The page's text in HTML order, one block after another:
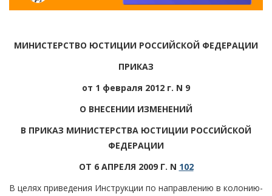
МИНИСТЕРСТВО ЮСТИЦИИ РОССИЙСКОЙ ФЕДЕРАЦИИ
ПРИКАЗ
от 1 февраля 2012 г. N 9
О ВНЕСЕНИИ ИЗМЕНЕНИЙ
В ПРИКАЗ МИНИСТЕРСТВА ЮСТИЦИИ РОССИЙСКОЙ
ФЕДЕРАЦИИ
ОТ 6 АПРЕЛЯ 2009 Г. N 102
В целях приведения Инструкции по направлению в колонию-